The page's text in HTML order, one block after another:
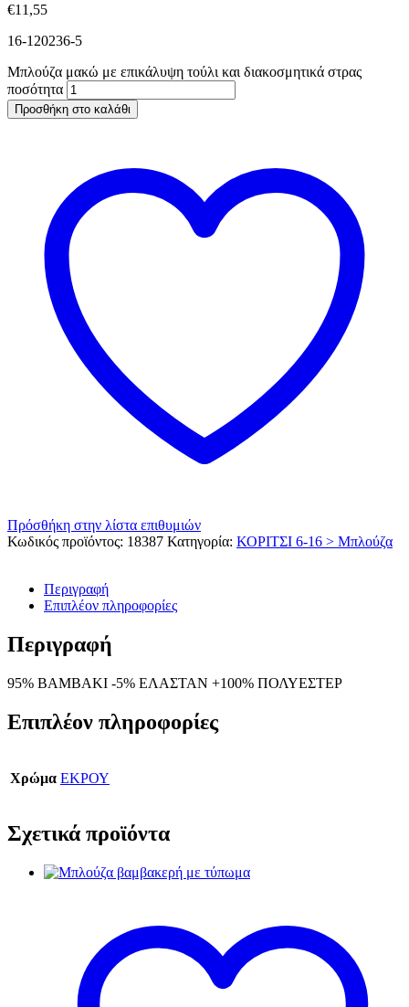
€11,55
16-120236-5
Μπλούζα μακώ με επικάλυψη τούλι και διακοσμητικά στρας
ποσότητα
Προσθήκη στο καλάθι
Πρόσθήκη στην λίστα επιθυμιών
Κωδικός προϊόντος: 18387 Κατηγορία: ΚΟΡΙΤΣΙ 6-16 > Μπλούζα
Περιγραφή
Επιπλέον πληροφορίες
Περιγραφή
95% ΒΑΜΒΑΚΙ -5% ΕΛΑΣΤΑΝ +100% ΠΟΛΥΕΣΤΕΡ
Επιπλέον πληροφορίες
Χρώμα ΕΚΡΟΥ
Σχετικά προϊόντα